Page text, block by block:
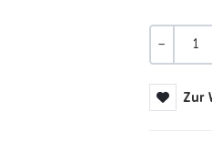
Zur